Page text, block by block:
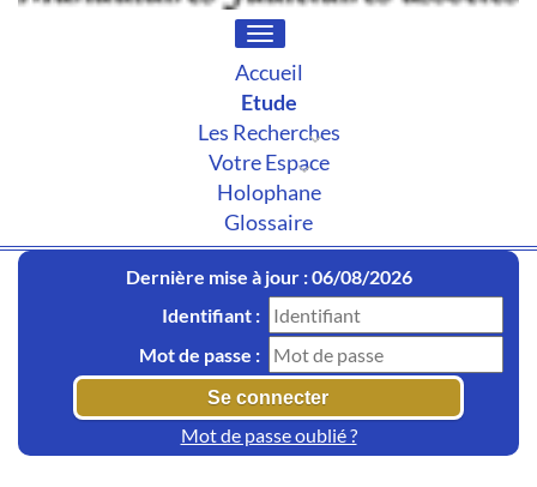
Toggle
navigation
Accueil
Etude
Les Recherches
Votre Espace
Holophane
Glossaire
Dernière mise à jour : 06/08/2026
Identifiant :
Mot de passe :
Mot de passe oublié ?